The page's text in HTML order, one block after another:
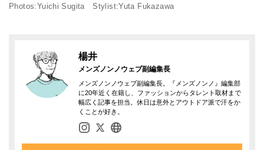
Photos:Yuichi Sugita Stylist:Yuta Fukazawa
楊井
メンズノンノウェブ副編集長
メンズノンノウェブ副編集長。『メンズノンノ』編集部
に20年近く在籍し、ファッションからタレント取材まで
幅広く記事を担当。休日は意外とアウトドア派で汗をか
くことが好き。